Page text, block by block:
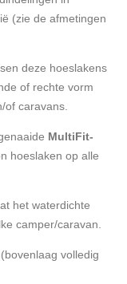
(zie de afmetingen
deze hoeslakens
of rechte vorm
of caravans.
MultiFit-
hoeslaken op alle
het waterdichte
camper/caravan.
volledig